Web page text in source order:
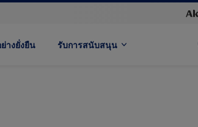
างยั่งยืน รับการสนับสนุน